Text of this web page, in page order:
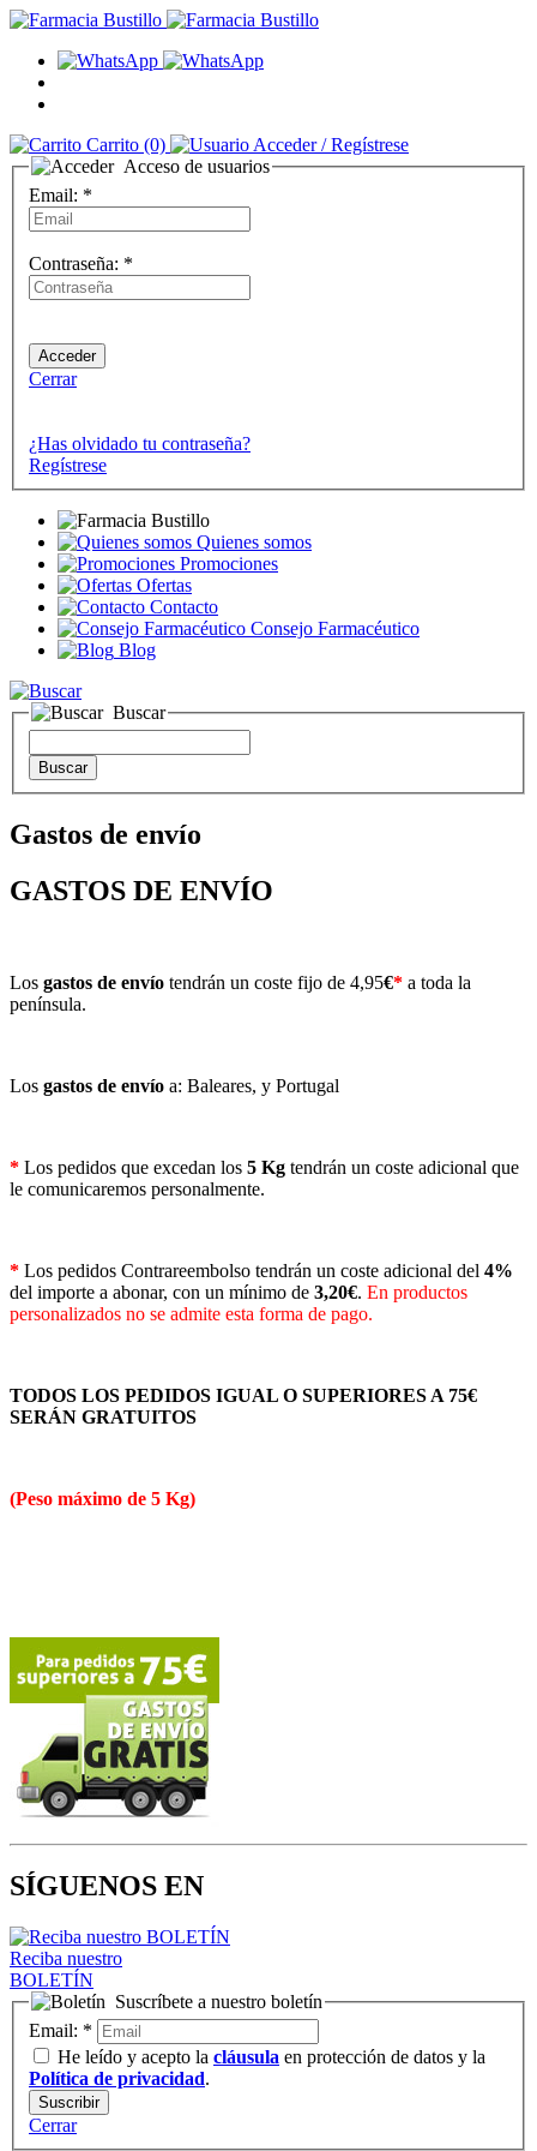
Carrito (0) Acceder / Regístrese
Acceso de usuarios
Email: *
Contraseña: *
Cerrar
¿Has olvidado tu contraseña?
Regístrese
Quienes somos
Promociones
Ofertas
Contacto
Consejo Farmacéutico
Blog
Buscar
Gastos de envío
GASTOS DE ENVÍO
Los gastos de envío tendrán un coste fijo de 4,95€* a toda la
península.
Los gastos de envío a: Baleares, y Portugal
* Los pedidos que excedan los 5 Kg tendrán un coste adicional que
le comunicaremos personalmente.
* Los pedidos Contrareembolso tendrán un coste adicional del 4%
del importe a abonar, con un mínimo de 3,20€. En productos
personalizados no se admite esta forma de pago.
TODOS LOS PEDIDOS IGUAL O SUPERIORES A 75€
SERÁN GRATUITOS
(Peso máximo de 5 Kg)
SÍGUENOS EN
Reciba nuestro
BOLETÍN
Suscríbete a nuestro boletín
Email: *
He leído y acepto la cláusula en protección de datos y la
Política de privacidad.
Cerrar